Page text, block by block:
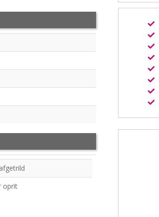
oprit